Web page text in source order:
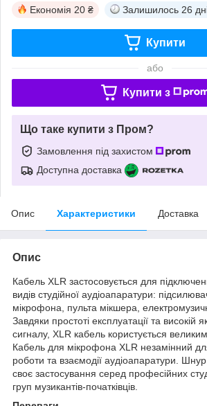
Економія 20 ₴ Залишилось 26
Купити
або
Купити з
Що таке купити з Пром?
Замовлення під захистом
Доступна доставка
Опис Характеристики Доставка
Опис
Кабель XLR застосовується для
видів студійної аудіоапаратури:
мікрофона, пульта мікшера,
Завдяки простоті експлуатації та високій
сигналу, XLR кабель користується
Кабель для мікрофона XLR незамінний
роботи та взаємодії аудіоапаратури.
своє застосування серед професійних
груп музикантів-початківців.